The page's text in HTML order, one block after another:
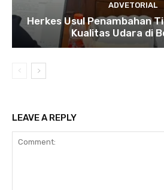
ADVETORIAL
Herkes Usul Penambahan
Kualitas Udara di
LEAVE A REPLY